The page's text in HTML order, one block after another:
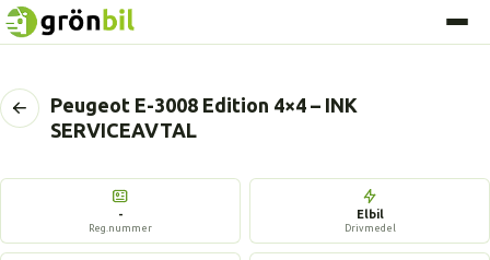
Tillbaka
sida
Peugeot E-3008 Edition 4×4 – INK
SERVICEAVTAL
-
Reg.nummer
Elbil
Drivmedel